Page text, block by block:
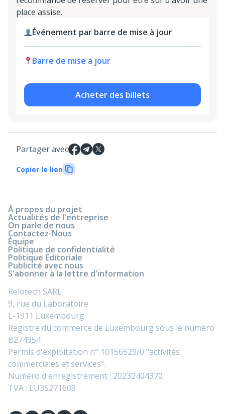
place assise.
Événement par barre de mise à jour
Barre de mise à jour
Acheter des billets
Partager avec
Copier le lien
À propos du projet
Actualités de l'entreprise
On parle de nous
Contactez-Nous
Équipe
Politique de confidentialité
Politique Editoriale
Publicité avec nous
S'abonner à la lettre d'information
Relotech SARL
9, rue du Laboratoire
L-1911 Luxembourg
Registre du commerce de Luxembourg sous le numéro
B274954
Permis d'exploitation n° 10156529/0 "activités
commerciales et services".
Numéro d'enregistrement : 20232404370
TVA : LU35271609